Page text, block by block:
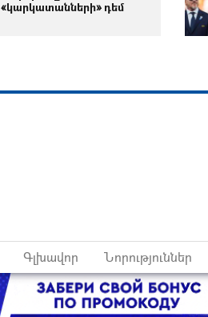
«կարկատանների» դեմ
Գլխավոր Նորություններ
Հեղինակային